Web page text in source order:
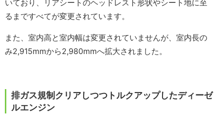
いており、リアシートのヘッドレスト形状やシート地に至
るまですべてが変更されています。
また、室内高と室内幅は変更されていませんが、室内長の
み2,915mmから2,980mmへ拡大されました。
排ガス規制クリアしつつトルクアップしたディーゼ
ルエンジン